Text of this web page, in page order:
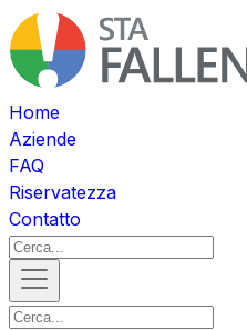
Home
Aziende
FAQ
Riservatezza
Contatto